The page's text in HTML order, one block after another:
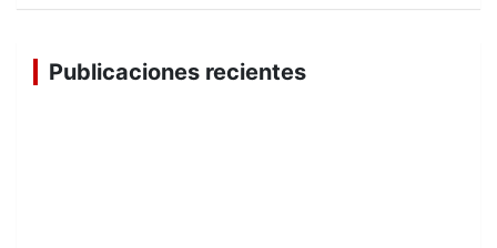
Publicaciones recientes